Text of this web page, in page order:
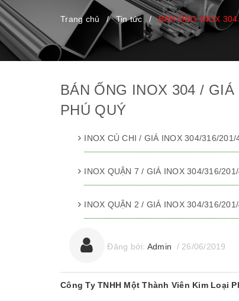
Trang chủ / Tin tức / BÁN ỐNG INOX
BÁN ỐNG INOX 304 /
PHÚ QUÝ
INOX CỦ CHI / GIÁ INOX 304/316/
INOX QUẬN 7 / GIÁ INOX 304/316/
INOX QUẬN 2 / GIÁ INOX 304/316/
Đăng bởi: Admin / 26/06/2019
Công Ty TNHH Một Thành Viên Kim Loại